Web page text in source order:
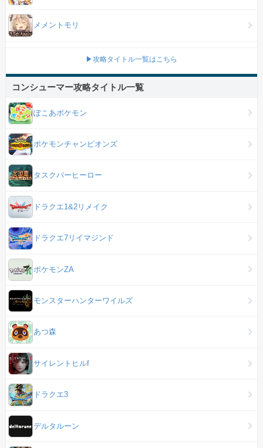
メメントモリ
▶攻略タイトル一覧はこちら
コンシューマー攻略タイトル一覧
ぽこあポケモン
ポケモンチャンピオンズ
タスクバーヒーロー
ドラクエ1&2リメイク
ドラクエ7リイマジンド
ポケモンZA
モンスターハンターワイルズ
あつ森
サイレントヒルf
ドラクエ3
デルタルーン